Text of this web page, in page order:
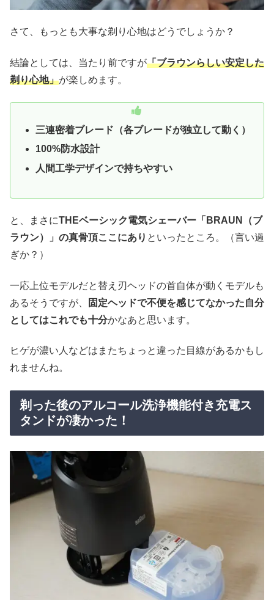
さて、もっとも大事な剃り心地はどうでしょうか？
結論としては、当たり前ですが「ブラウンらしい安定した
剃り心地」が楽しめます。
三連密着ブレード（各ブレードが独立して動く）
100%防水設計
人間工学デザインで持ちやすい
と、まさにTHEベーシック電気シェーバー「BRAUN（ブ
ラウン）」の真骨頂ここにあり といったところ。（言い過
ぎか？）
一応上位モデルだと替え刃ヘッドの首自体が動くモデルも
あるそうですが、
固定ヘッドで不便を感じてなかった自分
としてはこれでも十分かなあと思います。
ヒゲが濃い人などはまたちょっと違った目線があるかもし
れませんね。
剃った後のアルコール洗浄機能付き充電ス
タンドが凄かった！